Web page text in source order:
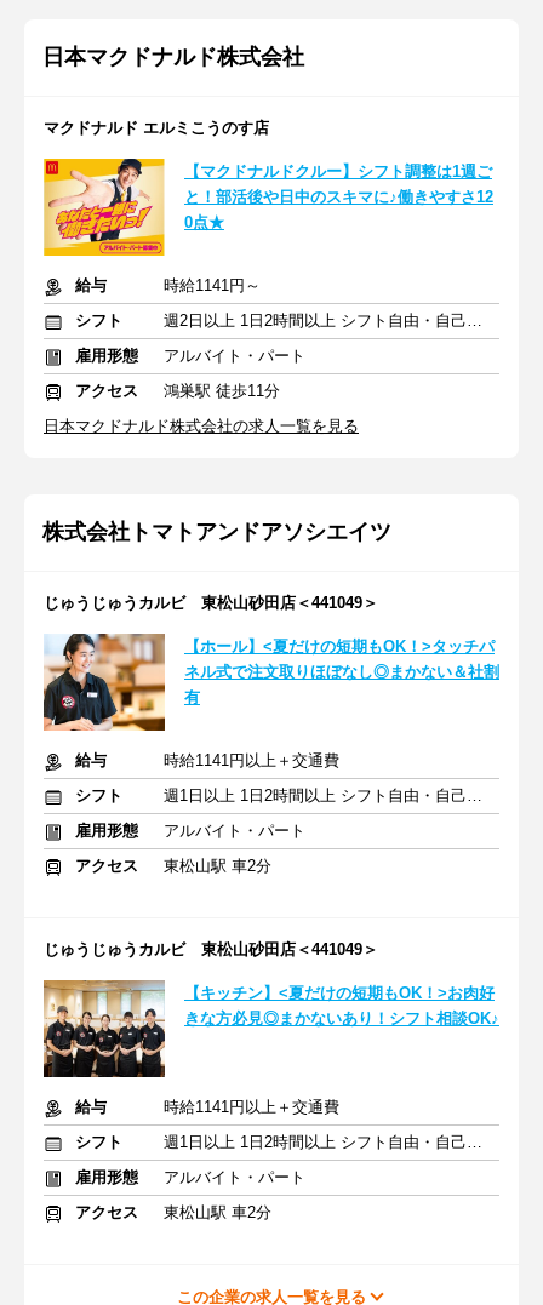
日本マクドナルド株式会社
マクドナルド エルミこうのす店
【マクドナルドクルー】シフト調整は1週ご
と！部活後や日中のスキマに♪働きやすさ12
0点★
給与
時給1141円～
シフト
週2日以上 1日2時間以上 シフト自由・自己申告
雇用形態
アルバイト・パート
アクセス
鴻巣駅 徒歩11分
日本マクドナルド株式会社の求人一覧を見る
株式会社トマトアンドアソシエイツ
じゅうじゅうカルビ 東松山砂田店＜441049＞
【ホール】<夏だけの短期もOK！>タッチパ
ネル式で注文取りほぼなし◎まかない＆社割
有
給与
時給1141円以上＋交通費
シフト
週1日以上 1日2時間以上 シフト自由・自己申告
雇用形態
アルバイト・パート
アクセス
東松山駅 車2分
じゅうじゅうカルビ 東松山砂田店＜441049＞
【キッチン】<夏だけの短期もOK！>お肉好
きな方必見◎まかないあり！シフト相談OK♪
給与
時給1141円以上＋交通費
シフト
週1日以上 1日2時間以上 シフト自由・自己申告
雇用形態
アルバイト・パート
アクセス
東松山駅 車2分
この企業の求人一覧を見る